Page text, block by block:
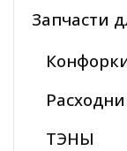
Запчасти
ТЭНЫ